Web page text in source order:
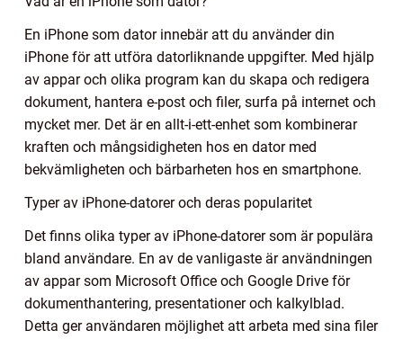
En iPhone som dator innebär att du använder din
iPhone för att utföra datorliknande uppgifter. Med hjälp
av appar och olika program kan du skapa och redigera
dokument, hantera e-post och filer, surfa på internet och
mycket mer. Det är en allt-i-ett-enhet som kombinerar
kraften och mångsidigheten hos en dator med
bekvämligheten och bärbarheten hos en smartphone.
Typer av iPhone-datorer och deras popularitet
Det finns olika typer av iPhone-datorer som är populära
bland användare. En av de vanligaste är användningen
av appar som Microsoft Office och Google Drive för
dokumenthantering, presentationer och kalkylblad.
Detta ger användaren möjlighet att arbeta med sina filer